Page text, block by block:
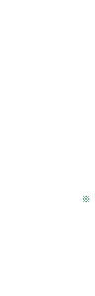
※